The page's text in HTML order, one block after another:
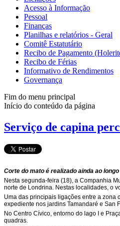
Acesso à Informação
Pessoal
Finanças
Planilhas e relatórios - Geral
Comitê Estatutário
Recibo de Pagamento
Recibo de Férias
Informativo de Rendimentos
Governança
Fim do menu principal
Início do conteúdo da página
Serviço de capina
Corte do mato é realizado ainda ao
Nesta segunda-feira (18), a Companhia
norte de Londrina. Nestas localidades, o
Uma das principais ligações entre a zona
expediente nos jardins Tamandaré e San
No Centro Cívico, entorno do lago I e
quadras.